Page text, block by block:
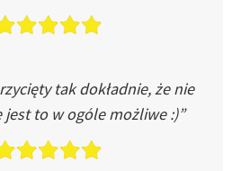
tak dokładnie, że nie
jest to w ogóle możliwe :)”